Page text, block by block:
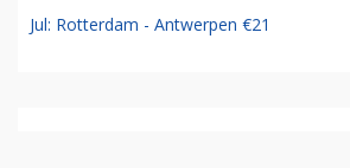
Jul: Rotterdam - Antwerpen €21